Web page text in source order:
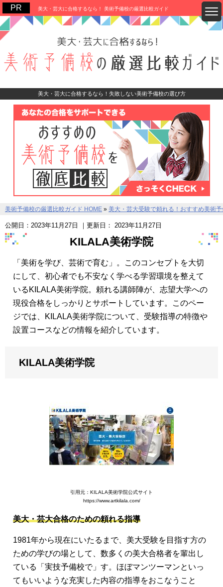
美大・芸大に合格するなら！ 美術予備校の厳選比較ガイド
美大・芸大に合格するなら！失敗しない美術予備校の選び方
美術予備校の厳選比較ガイド HOME » 美大・芸大受験で頼れる！おすすめ美術
公開日： 2023年11月27日 ｜更新日： 2023年11月27日
KILALA美術学院
「美術を学び、芸術で育む」。このコンセプトを大切
にして、初心者でも不安なく学べる学習環境を整えて
いるKILALA美術学院。頼れる講師陣が、志望大学への
現役合格をしっかりとサポートしています。このペー
ジでは、KILALA美術学院について、受験指導の特徴や
設置コースなどの情報を紹介しています。
KILALA美術学院
引用元：KILALA美術学院公式サイト
https://www.artkilala.com/
美大・芸大合格のための頼れる指導
1981年から現在にいたるまで、美大受験を目指す方の
ための学びの場として、数多くの美大合格者を輩出し
ている「実技予備校で」す。ほぼマンツーマンといっ
てもいいような充実した内容の指導をおこなうこと